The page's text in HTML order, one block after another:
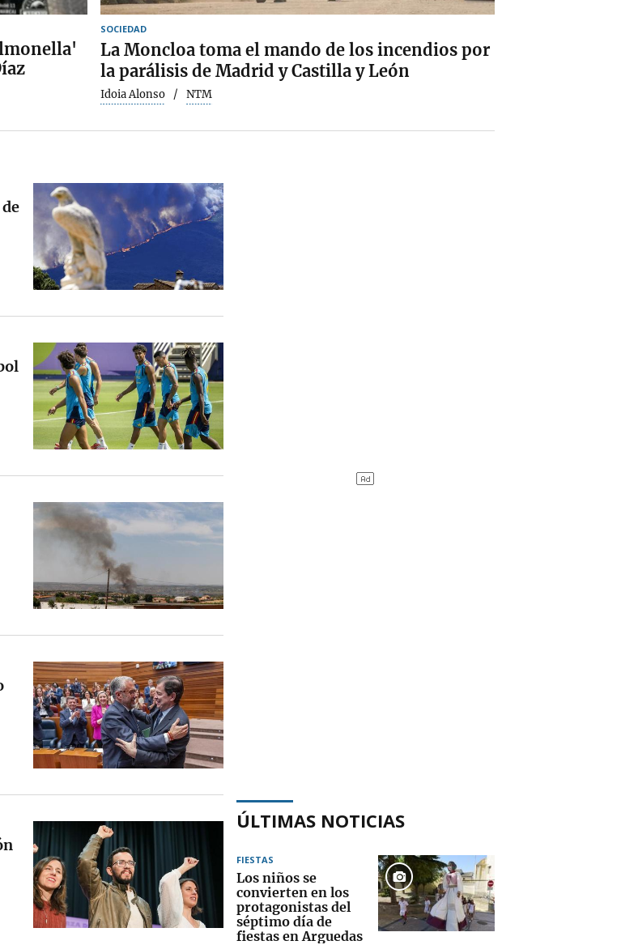
SOCIEDAD
La Moncloa toma el mando de los incendios por
la parálisis de Madrid y Castilla y León
Idoia Alonso NTM
ÚLTIMAS NOTICIAS
FIESTAS
Los niños se
convierten en los
protagonistas del
séptimo día de
fiestas en Arguedas